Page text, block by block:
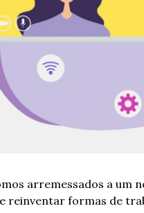
arremessados a um
reinventar formas de